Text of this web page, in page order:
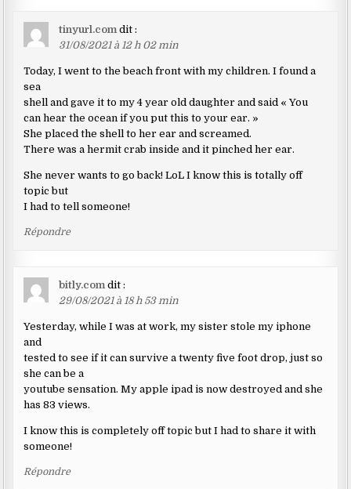
tinyurl.com dit :
31/08/2021 à 12 h 02 min
Today, I went to the beach front with my children. I found a
sea
shell and gave it to my 4 year old daughter and said « You
can hear the ocean if you put this to your ear. »
She placed the shell to her ear and screamed.
There was a hermit crab inside and it pinched her ear.
She never wants to go back! LoL I know this is totally off
topic but
I had to tell someone!
Répondre
bitly.com dit :
29/08/2021 à 18 h 53 min
Yesterday, while I was at work, my sister stole my iphone
and
tested to see if it can survive a twenty five foot drop, just so
she can be a
youtube sensation. My apple ipad is now destroyed and she
has 83 views.
I know this is completely off topic but I had to share it with
someone!
Répondre